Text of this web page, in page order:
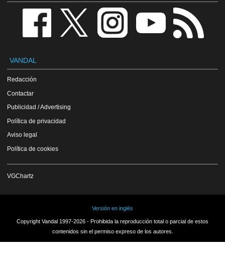
VANDAL
Redacción
Contactar
Publicidad / Advertising
Política de privacidad
Aviso legal
Política de cookies
VGChartz
Versión en inglés
Copyright Vandal 1997-2026 - Prohibida la reproducción total o parcial de estos
contenidos sin el permiso expreso de los autores.